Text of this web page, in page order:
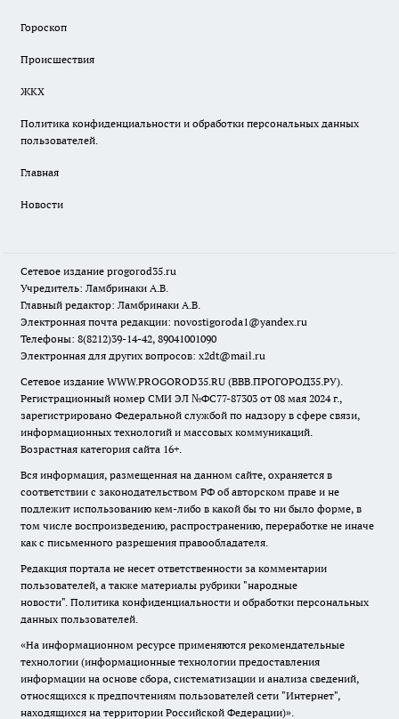
Гороскоп
Происшествия
ЖКХ
Политика конфиденциальности и обработки персональных данных
пользователей.
Главная
Новости
Сетевое издание progorod35.ru
Учредитель: Ламбринаки А.В.
Главный редактор: Ламбринаки А.В.
Электронная почта редакции: novostigoroda1@yandex.ru
Телефоны: 8(8212)39-14-42, 89041001090
Электронная для других вопросов: x2dt@mail.ru
Сетевое издание WWW.PROGOROD35.RU (ВВВ.ПРОГОРОД35.РУ).
Регистрационный номер СМИ ЭЛ №ФС77-87303 от 08 мая 2024 г.,
зарегистрировано Федеральной службой по надзору в сфере связи,
информационных технологий и массовых коммуникаций.
Возрастная категория сайта 16+.
Вся информация, размещенная на данном сайте, охраняется в
соответствии с законодательством РФ об авторском праве и не
подлежит использованию кем-либо в какой бы то ни было форме, в
том числе воспроизведению, распространению, переработке не иначе
как с письменного разрешения правообладателя.
Редакция портала не несет ответственности за комментарии
пользователей, а также материалы рубрики "народные
новости". Политика конфиденциальности и обработки персональных
данных пользователей.
«На информационном ресурсе применяются рекомендательные
технологии (информационные технологии предоставления
информации на основе сбора, систематизации и анализа сведений,
относящихся к предпочтениям пользователей сети "Интернет",
находящихся на территории Российской Федерации)».